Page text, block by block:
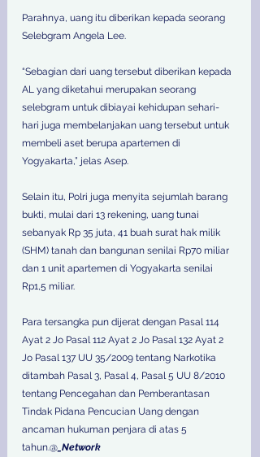
Parahnya, uang itu diberikan kepada seorang
Selebgram Angela Lee.
“Sebagian dari uang tersebut diberikan kepada
AL yang diketahui merupakan seorang
selebgram untuk dibiayai kehidupan sehari-
hari juga membelanjakan uang tersebut untuk
membeli aset berupa apartemen di
Yogyakarta,” jelas Asep.
Selain itu, Polri juga menyita sejumlah barang
bukti, mulai dari 13 rekening, uang tunai
sebanyak Rp 35 juta, 41 buah surat hak milik
(SHM) tanah dan bangunan senilai Rp70 miliar
dan 1 unit apartemen di Yogyakarta senilai
Rp1,5 miliar.
Para tersangka pun dijerat dengan Pasal 114
Ayat 2 Jo Pasal 112 Ayat 2 Jo Pasal 132 Ayat 2
Jo Pasal 137 UU 35/2009 tentang Narkotika
ditambah Pasal 3, Pasal 4, Pasal 5 UU 8/2010
tentang Pencegahan dan Pemberantasan
Tindak Pidana Pencucian Uang dengan
ancaman hukuman penjara di atas 5
tahun.@ _Network